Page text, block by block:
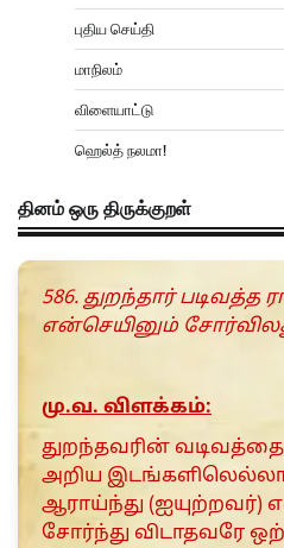
புதிய செய்தி
மாநிலம்
விளையாட்டு
ஹெல்த் நலமா!
தினம் ஒரு திருக்குறள்
586. துறந்தார் படிவத்த
என்செயினும்
மு.வ. விளக்கம்:
துறந்தவரின்
அறிய
ஆராய்ந்து (ஐயுற்றவர்)
சோர்ந்து விடாதவரே